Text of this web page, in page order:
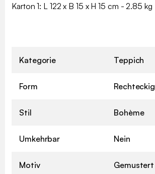
Karton 1: L 122 x B 15 x H 15 cm - 2.85 kg
Kategorie Teppich
Form Rechteckig
Stil Bohème
Umkehrbar Nein
Motiv Gemustert